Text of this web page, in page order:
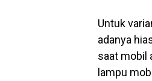
Untuk
adanya
saat mobil
lampu